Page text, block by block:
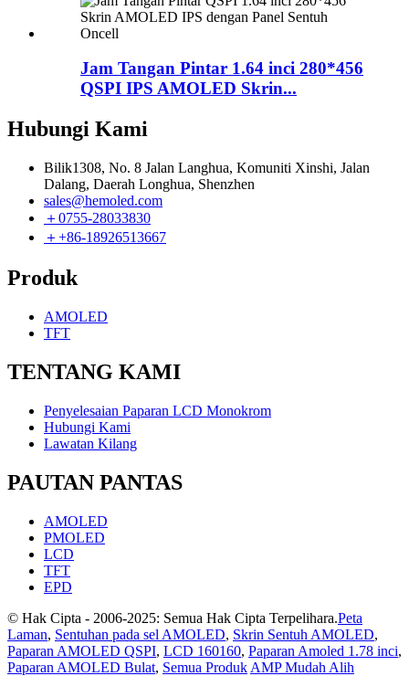
Jam Tangan Pintar 1.64 inci 280*456
QSPI IPS AMOLED Skrin...
Hubungi Kami
Bilik1308, No. 8 Jalan Langhua, Komuniti Xinshi, Jalan
Dalang, Daerah Longhua, Shenzhen
sales@hemoled.com
＋0755-28033830
＋+86-18926513667
Produk
AMOLED
TFT
TENTANG KAMI
Penyelesaian Paparan LCD Monokrom
Hubungi Kami
Lawatan Kilang
PAUTAN PANTAS
AMOLED
PMOLED
LCD
TFT
EPD
© Hak Cipta - 2006-2025: Semua Hak Cipta Terpelihara.Peta
Laman, Sentuhan pada sel AMOLED, Skrin Sentuh AMOLED,
Paparan AMOLED QSPI, LCD 160160, Paparan Amoled 1.78 inci,
Paparan AMOLED Bulat, Semua Produk AMP Mudah Alih